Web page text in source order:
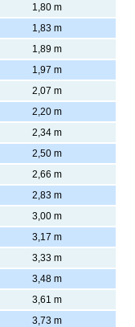
1,80 m
1,83 m
1,89 m
1,97 m
2,07 m
2,20 m
2,34 m
2,50 m
2,66 m
2,83 m
3,00 m
3,17 m
3,33 m
3,48 m
3,61 m
3,73 m